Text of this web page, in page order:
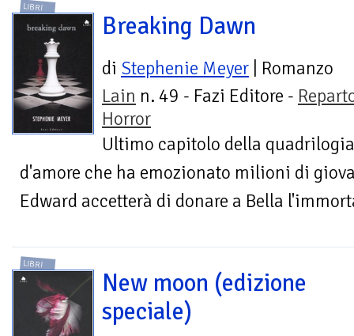
LIBRI
Breaking Dawn
di Stephenie Meyer | Romanzo
Lain n. 49 - Fazi Editore -
Horror
Ultimo capitolo della
d'amore che ha emozionato milioni di
Edward accetterà di donare a Bella
LIBRI
New moon (edizione
speciale)